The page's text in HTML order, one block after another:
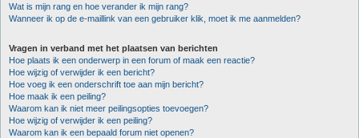
Wat is mijn rang en hoe verander ik mijn rang?
Wanneer ik op de e-maillink van een gebruiker klik, moet ik me aanmelden?
Vragen in verband met het plaatsen van berichten
Hoe plaats ik een onderwerp in een forum of maak een reactie?
Hoe wijzig of verwijder ik een bericht?
Hoe voeg ik een onderschrift toe aan mijn bericht?
Hoe maak ik een peiling?
Waarom kan ik niet meer peilingsopties toevoegen?
Hoe wijzig of verwijder ik een peiling?
Waarom kan ik een bepaald forum niet openen?